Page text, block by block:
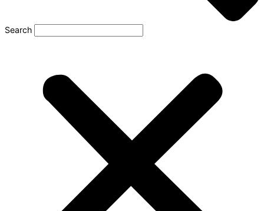
Search